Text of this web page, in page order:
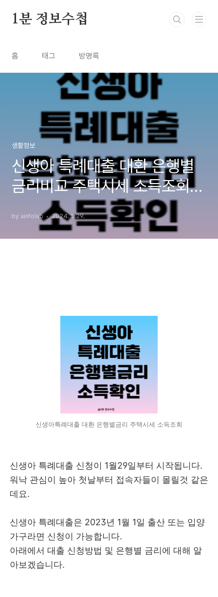
1분 정보수첩
홈 태그 방명록
생활정보
신생아 특례대출 대환 은행별
금리비교 주택시세 소득조회방
by ainfolab 2024. 1. 29.
신생아특례대출 대환 은행별금리 주택시세 소득조회
신생아 특례대출 신청이 1월29일부터 시작됩니다.
워낙 관심이 높아 첫날부터 접속자들이 몰릴것 같은
데요.
신생아 특례대출은 2023년 1월 1일 출산 또는 입양
가구라면 신청이 가능합니다.
아래에서 대출 신청방법 및 은행별 금리에 대해 알
아보겠습니다.